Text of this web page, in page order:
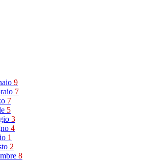
9
7
7
5
3
4
1
2
8